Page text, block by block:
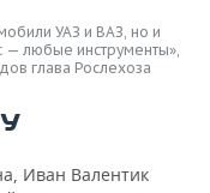
УАЗ и ВАЗ, но и
— любые инструменты»,
глава Рослехоза
Иван Валентик